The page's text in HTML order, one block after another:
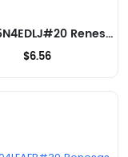
R5F565N4EDLJ#20 Renesas Electronics America Inc Microcontrôleurs
$6.56